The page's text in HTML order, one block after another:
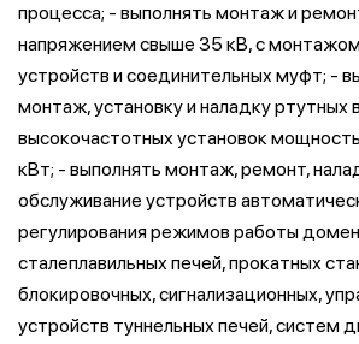
процесса; - выполнять монтаж и
напряжением свыше 35 кВ, с
устройств и соединительных муфт; -
монтаж, установку и наладку ртутных
высокочастотных установок
кВт; - выполнять монтаж, ремонт,
обслуживание устройств
регулирования режимов работы
сталеплавильных печей, прокатных
блокировочных, сигнализационных,
устройств туннельных печей, систем